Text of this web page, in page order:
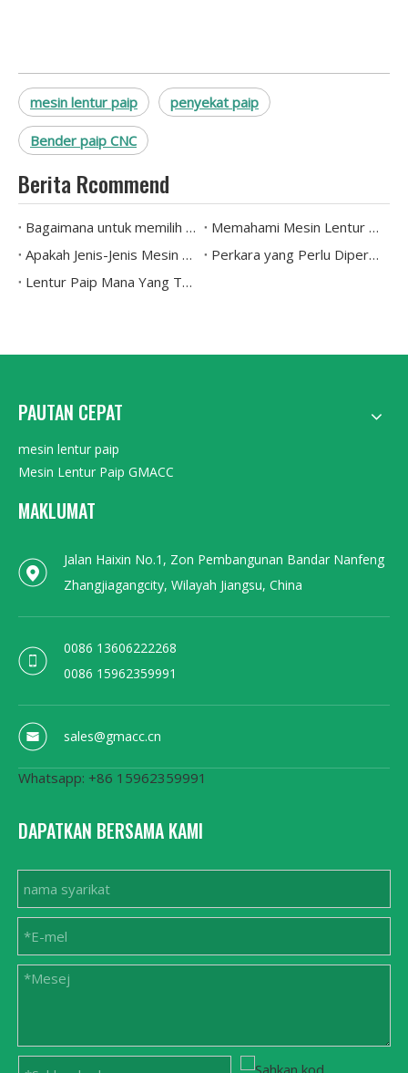
mesin lentur paip penyekat paip
Bender paip CNC
Berita Rcommend
Bagaimana untuk memilih mesin lentur paip hidraulik?
Memahami Mesin Lentur Paip: Jenis dan Aplikasi Diterangkan
Apakah Jenis-Jenis Mesin Lentur Paip Yang Tersedia Hari Ini
Perkara yang Perlu Diperhatikan Apabila Membeli Mesin Bengkok Paip
Lentur Paip Mana Yang Terbaik untuk Lenturan Tepat pada Paip Tahan Karat Dan Kuprum
PAUTAN CEPAT
mesin lentur paip
Mesin Lentur Paip GMACC
MAKLUMAT
Jalan Haixin No.1, Zon Pembangunan Bandar Nanfeng
Zhangjiagangcity, Wilayah Jiangsu, China
0086 13606222268
0086 15962359991
sales@gmacc.cn
Whatsapp: +86 15962359991
DAPATKAN BERSAMA KAMI